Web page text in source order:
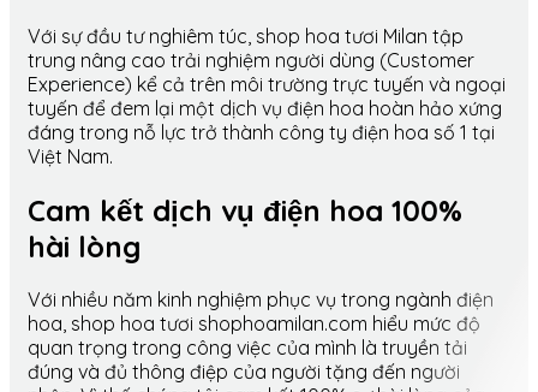
Với sự đầu tư nghiêm túc, shop hoa tươi Milan tập
trung nâng cao trải nghiệm người dùng (Customer
Experience) kể cả trên môi trường trực tuyến và ngoại
tuyến để đem lại một dịch vụ điện hoa hoàn hảo xứng
đáng trong nỗ lực trở thành công ty điện hoa số 1 tại
Việt Nam.
Cam kết dịch vụ điện hoa 100%
hài lòng
Với nhiều năm kinh nghiệm phục vụ trong ngành điện
hoa, shop hoa tươi shophoamilan.com hiểu mức độ
quan trọng trong công việc của mình là truyền tải
đúng và đủ thông điệp của người tặng đến người